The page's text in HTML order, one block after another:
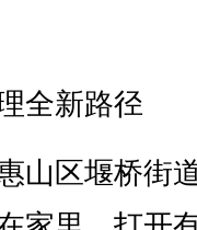
全新路径
区堰桥街